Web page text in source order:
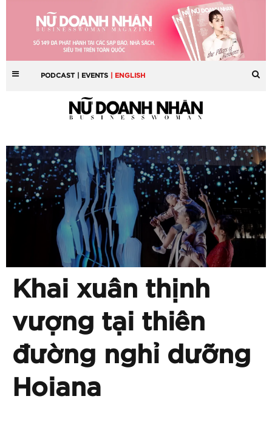
PODCAST | EVENTS | ENGLISH
Khai xuân thịnh
vượng tại thiên
đường nghỉ dưỡng
Hoiana